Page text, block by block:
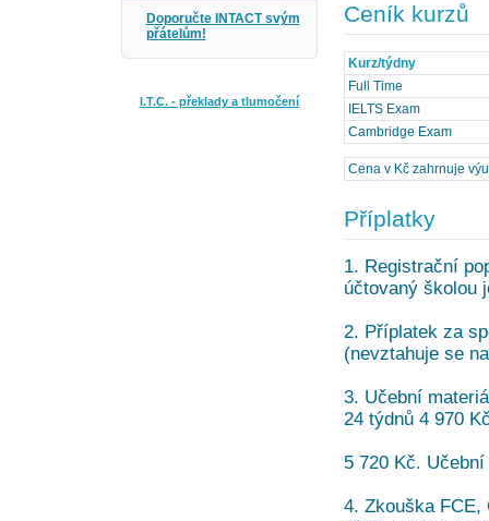
Doporučte INTACT svým
přátelům!
I.T.C. - překlady a tlumočení
Ceník kurzů
Kurz/týdny
Full Time
IELTS Exam
Cambridge Exam
Cena v Kč zahrnuje
Příplatky
1. Registrační
účtovaný školou
2. Příplatek za
(nevztahuje se
3. Učební
24 týdnů 4 970
5 720 Kč.
4. Zkouška FCE,